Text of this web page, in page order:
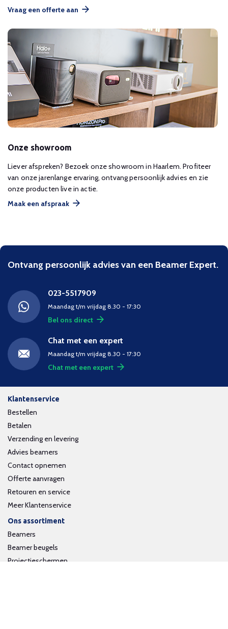
Vraag een offerte aan
Onze showroom
Liever afspreken? Bezoek onze showroom in Haarlem. Profiteer
van onze jarenlange ervaring, ontvang persoonlijk advies en zie
onze producten live in actie.
Maak een afspraak
Ontvang persoonlijk advies van een Beamer Expert.
023-5517909
Maandag t/m vrijdag 8.30 - 17:30
Bel ons direct
Chat met een expert
Maandag t/m vrijdag 8.30 - 17:30
Chat met een expert
Klantenservice
Bestellen
Betalen
Verzending en levering
Advies beamers
Contact opnemen
Offerte aanvragen
Retouren en service
Meer Klantenservice
Ons assortiment
Beamers
Beamer beugels
Projectieschermen